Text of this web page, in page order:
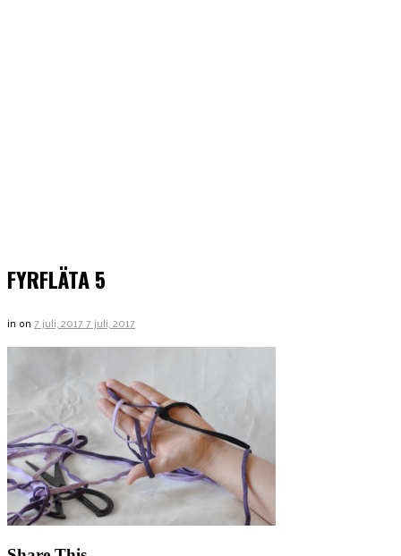
FYRFLÄTA 5
in on7 juli, 20177 juli, 2017